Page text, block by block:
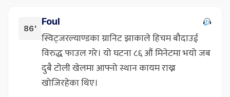
86'
Foul
स्विट्जरल्याण्डका ग्रानिट झाकाले हिचम बौदाउई
विरुद्ध फाउल गरे। यो घटना ८६ औं मिनेटमा भयो जब
दुबै टोली खेलमा आफ्नो स्थान कायम राख्न
खोजिरहेका थिए।